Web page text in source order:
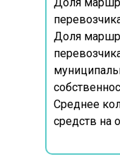
Доля
Среднее
средств на